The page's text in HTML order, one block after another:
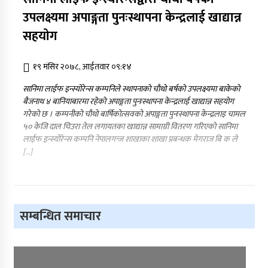
उपलक्ष्यमा अपाङ्गता पुनःस्थापना केन्द्रलाई खाद्यान्न
सहयाेग
१९ मंसिर २०७८, आईतवार ०९:१४
सानिमा लाईफ इन्स्योरेन्स कम्पनिले स्थापनाकाे चाैथाे बर्षकाे उपलक्ष्यमा बाकेकाे
बैजनाथ ४ बानियाबारमा रहेकाे अपाङ्गता पुनःस्थापना केन्द्रलाई खाद्यान्न सहयाेग
गरेकाे छ । कम्पनीको चाैथाे बार्षिकोत्सवको अपाङ्गता पुनःस्थापना केन्द्रलाइ चामल
५० केजि दाल चिउरा तेल लगायतका खाद्यान्न सामाग्री वितरण गरिएकाे सानिमा
लाईफ इन्स्योरेन्स कम्पनि नेपालगन्ज शाखाका शाखा प्रबन्धक मेगराज बि क ले
[…]
सम्बन्धित समाचार